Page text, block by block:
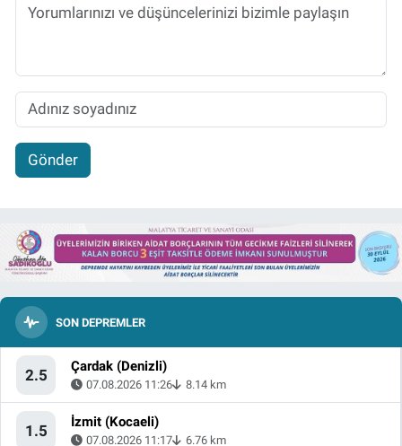
Gönder
SON DEPREMLER
2.5 Çardak (Denizli)
07.08.2026 11:26 8.14 km
1.5 İzmit (Kocaeli)
07.08.2026 11:17 6.76 km